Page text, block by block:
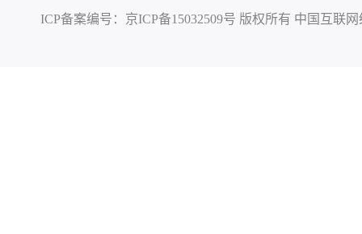
ICP备案编号： 京ICP备15032509号 版权所有 中国互联